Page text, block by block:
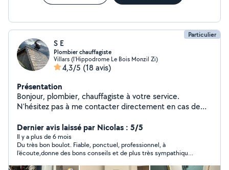
Particulier
S E
Plombier chauffagiste
Villars (l'Hippodrome Le Bois Monzil Zi)
4,3/5 (18 avis)
Présentation
Bonjour, plombier, chauffagiste à votre service.
N'hésitez pas à me contacter directement en cas de
Dernier avis laissé par Nicolas : 5/5
Il y a plus de 6 mois
Du très bon boulot. Fiable, ponctuel, professionnel, à
l'écoute,donne des bons conseils et de plus très sympathique.